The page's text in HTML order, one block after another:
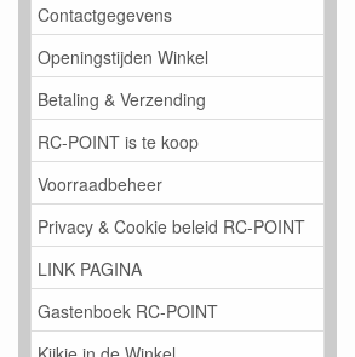
Contactgegevens
Openingstijden Winkel
Betaling & Verzending
RC-POINT is te koop
Voorraadbeheer
Privacy & Cookie beleid RC-POINT
LINK PAGINA
Gastenboek RC-POINT